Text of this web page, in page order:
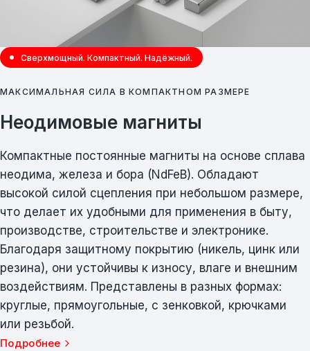
Сверхмощный. Компактный. Надёжный.
МАКСИМАЛЬНАЯ СИЛА В КОМПАКТНОМ РАЗМЕРЕ
Неодимовые магниты
Компактные постоянные магниты на основе сплава
неодима, железа и бора (NdFeB). Обладают
высокой силой сцепления при небольшом размере,
что делает их удобными для применения в быту,
производстве, строительстве и электронике.
Благодаря защитному покрытию (никель, цинк или
резина), они устойчивы к износу, влаге и внешним
воздействиям. Представлены в разных формах:
круглые, прямоугольные, с зенковкой, крючками
или резьбой.
Подробнее